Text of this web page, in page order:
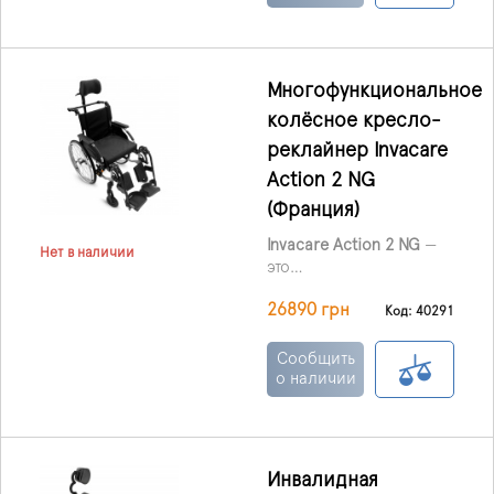
тяжело больными, а
Нет в наличии
Многофункциональное
колёсное кресло-
реклайнер Invacare
Action 2 NG
(Франция)
Invacare Action 2 NG —
это
колёсное кресло-
предназначенное для
людей с ограниченной
подвижностью или тех,
необходимую
26890 грн Код: 40291
Сообщить
о наличии
Инвалидная